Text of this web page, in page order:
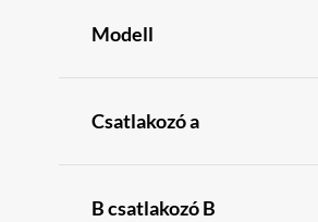
Modell
Csatlakozó a
B csatlakozó B